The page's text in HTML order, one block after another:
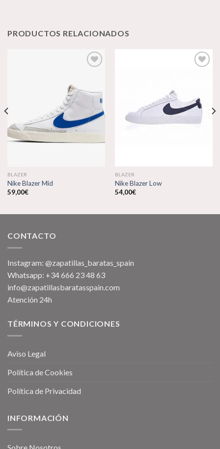
PRODUCTOS RELACIONADOS
Añadir
a la
lista de
deseos
BLAZER
Nike Blazer Mid
59,00€
a la
lista de
deseos
BLAZER
Nike Blazer Low
54,00€
CONTACTO
Instagram: @zapatillas_baratas_spain
Whatsapp: +34 666 23 48 63
info@zapatillasbaratasspain.com
Atención 24h
TÉRMINOS Y CONDICIONES
Aviso Legal
Política de Cookies
Política de Privacidad
INFORMACIÓN